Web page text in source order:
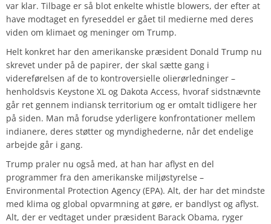
var klar. Tilbage er så blot enkelte whistle blowers, der efter at
have modtaget en fyreseddel er gået til medierne med deres
viden om klimaet og meninger om Trump.
Helt konkret har den amerikanske præsident Donald Trump nu
skrevet under på de papirer, der skal sætte gang i
videreførelsen af de to kontroversielle olierørledninger –
henholdsvis Keystone XL og Dakota Access, hvoraf sidstnævnte
går ret gennem indiansk territorium og er omtalt tidligere her
på siden. Man må forudse yderligere konfrontationer mellem
indianere, deres støtter og myndighederne, når det endelige
arbejde går i gang.
Trump praler nu også med, at han har aflyst en del
programmer fra den amerikanske miljøstyrelse –
Environmental Protection Agency (EPA). Alt, der har det mindste
med klima og global opvarmning at gøre, er bandlyst og aflyst.
Alt, der er vedtaget under præsident Barack Obama, ryger